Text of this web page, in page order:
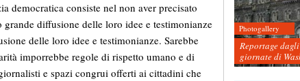
democratica consiste nel non aver precisato
diffusione delle loro idee e testimonianze
delle loro idee e testimonianze. Sarebbe
imporrebbe regole di rispetto umano e di
e spazi congrui offerti ai cittadini che
Photogallery
Reportage
giornate di